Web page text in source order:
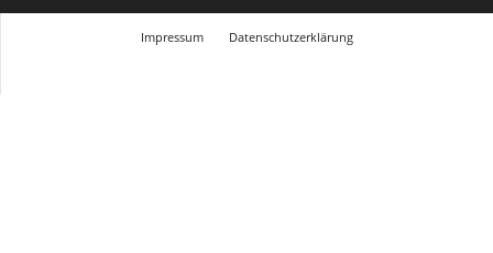
Impressum
Datenschutzerklärung